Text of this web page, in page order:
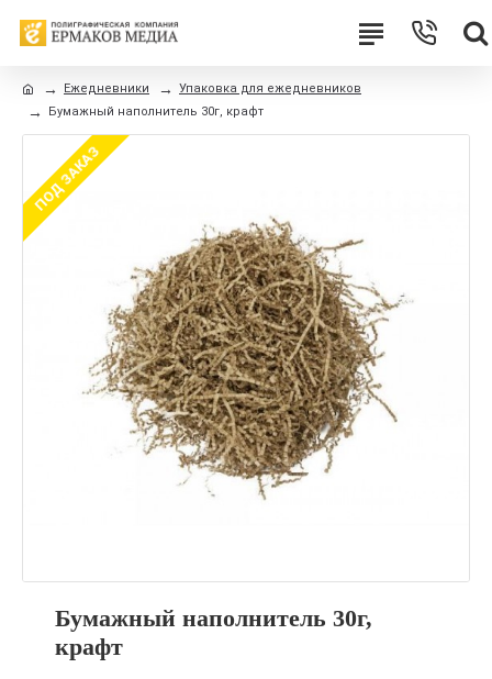
Ежедневники
Упаковка для ежедневников
Бумажный наполнитель 30г, крафт
ПОД ЗАКАЗ
Бумажный наполнитель 30г,
крафт